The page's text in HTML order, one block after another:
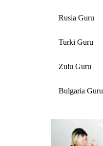
Rusia Guru
Turki Guru
Zulu Guru
Bulgaria Guru